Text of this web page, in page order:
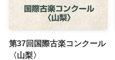
第37回国際古楽コンクール
〈山梨〉